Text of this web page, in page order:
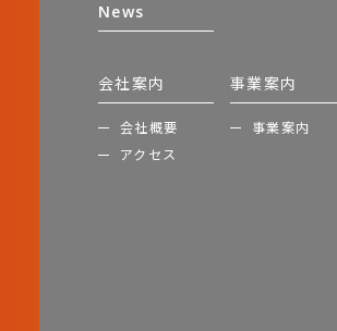
News
会社案内
会社概要
アクセス
事業案内
事業案内